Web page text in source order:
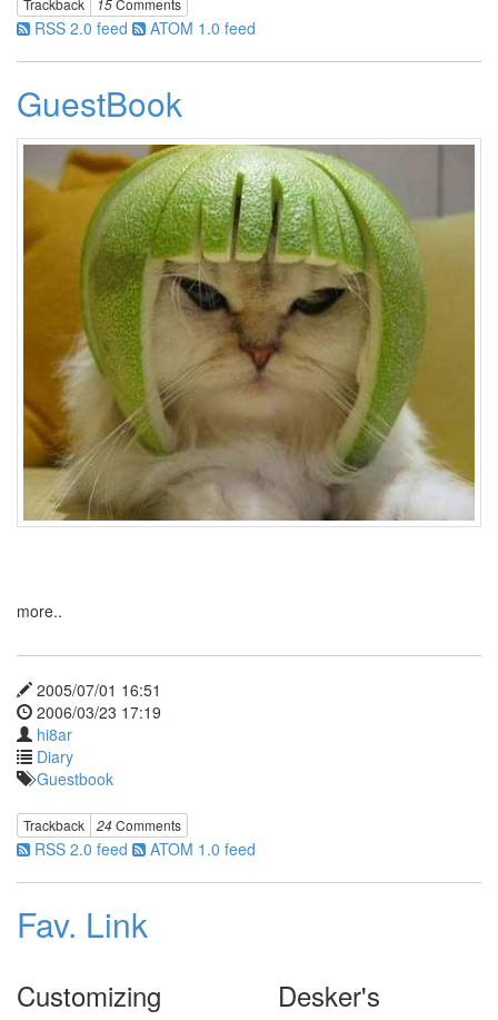
Trackback 15Comments
RSS 2.0 feed ATOM 1.0 feed
GuestBook
more..
2005/07/01 16:51
2006/03/23 17:19
hi8ar
Diary
Guestbook
Trackback 24Comments
RSS 2.0 feed ATOM 1.0 feed
Fav. Link
Customizing Desker's